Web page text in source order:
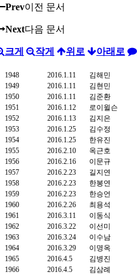
Prev이전 문서
Next다음 문서
크게 작게 위로 아래로
1948 2016.1.11
김해민
1949
2016.1.11
김현민
1950
2016.1.11
김준환
1951
2016.1.12
로이윌슨
1952
2016.1.13
김지은
1953
2016.1.25
김수정
1954
2016.1.25
한유진
1955
2016.2.10
옥근호
1956
2016.2.16
이문규
1957
2016.2.23
길지연
1958
2016.2.23
한봉연
1959
2016.2.23
한승언
1960
2016.2.26
최용석
1961
2016.3.11
이동식
1962
2016.3.22
이선미
1963
2016.3.24
이수남
1964
2016.3.29
이명옥
1965
2016.4.5
김병진
1966
2016.4.5
김삼례